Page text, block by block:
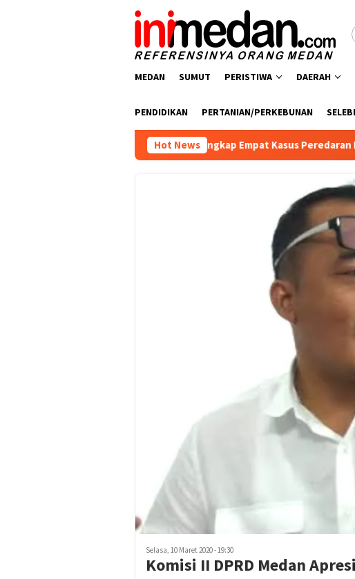
MEDAN SUMUT PERISTIWA DAERAH
PENDIDIKAN PERTANIAN/PERKEBUNAN
Hot News
Polres Batu Bara Ungkap Empat Kasus Peredaran Narkotika,
Selasa, 10 Maret 2020 - 19:30
Komisi II DPRD Medan